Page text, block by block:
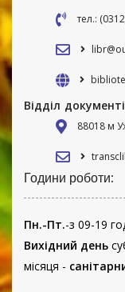
тел.:
Відділ
88018 м
Години роботи:
Пн.-Пт.-з 09-19
Вихідний день
місяця -